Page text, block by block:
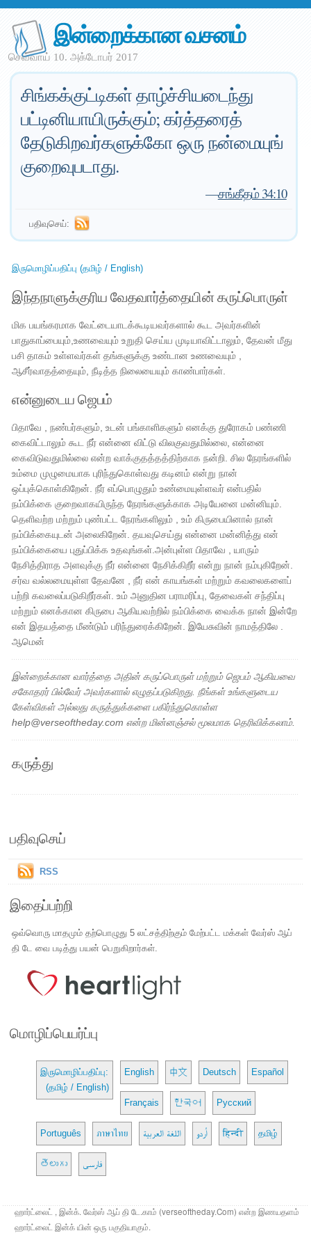
இன்றைக்கான வசனம்
செவ்வாய் 10. அக்டோபர் 2017
சிங்கக்குட்டிகள் தாழ்ச்சியடைந்து
பட்டினியாயிருக்கும்; கர்த்தரைத்
தேடுகிறவர்களுக்கோ ஒரு நன்மையுங்
குறைவுபடாது.
—சங்கீதம் 34:10
பதிவுசெய்:
இருமொழிப்பதிப்பு (தமிழ் / English)
இந்தநாளுக்குரிய வேதவார்த்தையின் கருப்பொருள்
மிக பயங்கரமாக வேட்டையாடக்கூடியவர்களால் கூட அவர்களின்
பாதுகாப்பையும்,உணவையும் உறுதி செய்ய முடியாவிட்டாலும், தேவன் மீது
பசி தாகம் உள்ளவர்கள் தங்களுக்கு உண்டான உணவையும் ,
ஆசீர்வாதத்தையும், நீடித்த நிலையையும் காண்பார்கள்.
என்னுடைய ஜெபம்
பிதாவே , நண்பர்களும், உடன் பங்காளிகளும் எனக்கு துரோகம் பண்ணி
கைவிட்டாலும் கூட நீர் என்னை விட்டு விலகுவதுமில்லை, என்னை
கைவிடுவதுமில்லை என்ற வாக்குதத்தத்திற்காக நன்றி. சில நேரங்களில்
உம்மை முழுமையாக புரிந்துகொள்வது கடினம் என்று நான்
ஒப்புக்கொள்கிறேன். நீர் எப்பொழுதும் உண்மையுள்ளவர் என்பதில்
நம்பிக்கை குறைவாகயிருந்த நேரங்களுக்காக அடியேனை மன்னியும்.
தெளிவற்ற மற்றும் புண்பட்ட நேரங்களிலும் , உம் கிருபையினால் நான்
நம்பிக்கையுடன் அலைகிறேன். தயவுசெய்து என்னை மன்னித்து என்
நம்பிக்கையை புதுப்பிக்க உதவுங்கள்.அன்புள்ள பிதாவே , யாரும்
நேசித்திராத அளவுக்கு நீர் என்னை நேசிக்கிறீர் என்று நான் நம்புகிறேன்.
சர்வ வல்லமையுள்ள தேவனே , நீர் என் காயங்கள் மற்றும் கவலைகளைப்
பற்றி கவலைப்படுகிறீர்கள். உம் அனுதின பராமரிப்பு, தேவைகள் சந்திப்பு
மற்றும் எனக்கான கிருபை ஆகியவற்றில் நம்பிக்கை வைக்க நான் இன்றே
என் இதயத்தை மீண்டும் பரிந்துரைக்கிறேன். இயேசுவின் நாமத்திலே .
ஆமென்
இன்றைக்கான வார்த்தை அதின் கருப்பொருள் மற்றும் ஜெபம் ஆகியவை
சகோதரர் பில்வேர் அவர்களால் எழுதப்படுகிறது. நீங்கள் உங்களுடைய
கேள்விகள் அல்லது கருத்துக்களை பகிர்ந்துகொள்ள
help@verseoftheday.com என்ற மின்னஞ்சல் மூலமாக தெரிவிக்கலாம்.
கருத்து
பதிவுசெய்
RSS
இதைப்பற்றி
ஒவ்வொரு மாதமும் தற்பொழுது 5 லட்சத்திற்கும் மேற்பட்ட மக்கள் வேர்ஸ் ஆப்
தி டே வை படித்து பயன் பெறுகிறார்கள்.
மொழிப்பெயர்ப்பு
இருமொழிப்பதிப்பு:
(தமிழ் / English)
English 中文 Deutsch Español
Français 한국어 Русский
Português ภาษาไทย اللغة العربية اُردو हिन्दी தமிழ்
తెలుగు فارسی
ஹார்ட்லைட் , இன்க். வேர்ஸ் ஆப் தி டே.காம் (verseoftheday.Com) என்ற இணயதளம்
ஹார்ட்லைட் இன்க் யின் ஒரு பகுதியாகும்.